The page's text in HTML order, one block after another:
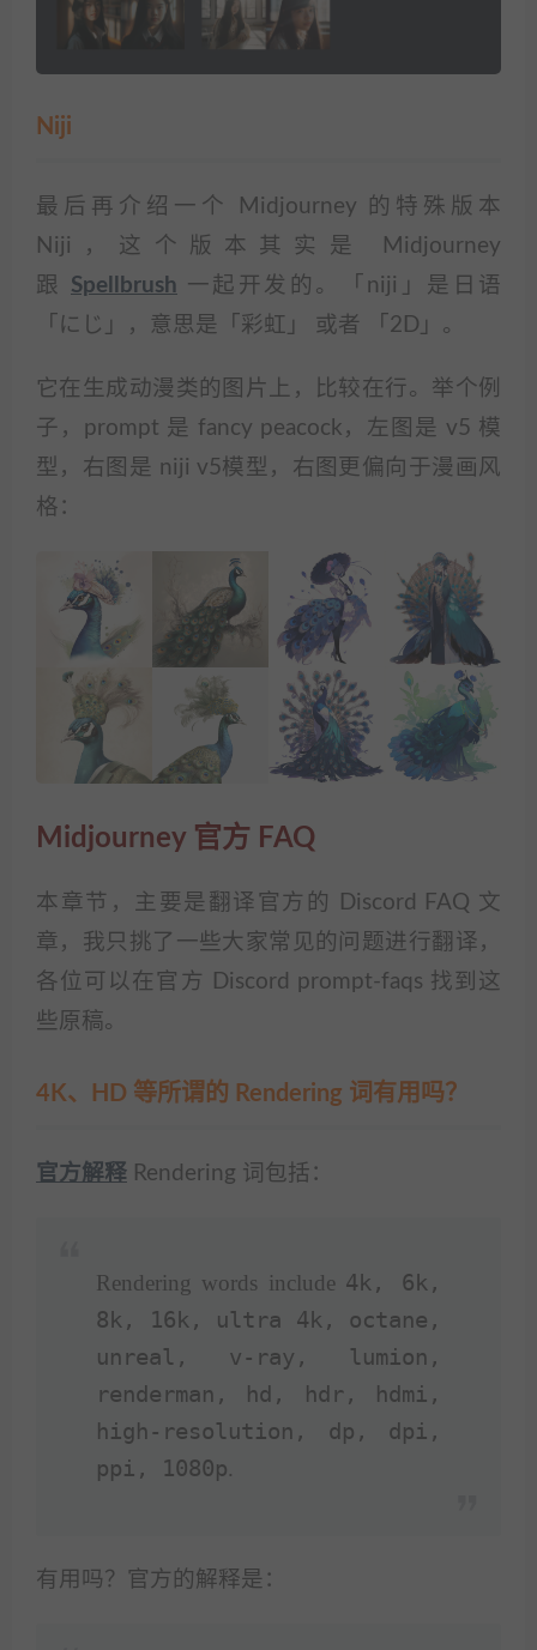
Niji
最后再介绍一个 Midjourney 的特殊版本
Niji，这个版本其实是 Midjourney
跟 Spellbrush 一起开发的。「niji」是日语
「にじ」，意思是「彩虹」 或者 「2D」。
它在生成动漫类的图片上，比较在行。举个例
子，prompt 是 fancy peacock，左图是 v5 模
型，右图是 niji v5模型，右图更偏向于漫画风
格：
Midjourney 官方 FAQ
本章节，主要是翻译官方的 Discord FAQ 文
章，我只挑了一些大家常见的问题进行翻译，
各位可以在官方 Discord prompt-faqs 找到这
些原稿。
4K、HD 等所谓的 Rendering 词有用吗？
官方解释 Rendering 词包括：
Rendering words include 4k, 6k,
8k, 16k, ultra 4k, octane,
unreal, v-ray, lumion,
renderman, hd, hdr, hdmi,
high-resolution, dp, dpi,
ppi, 1080p.
有用吗？官方的解释是：